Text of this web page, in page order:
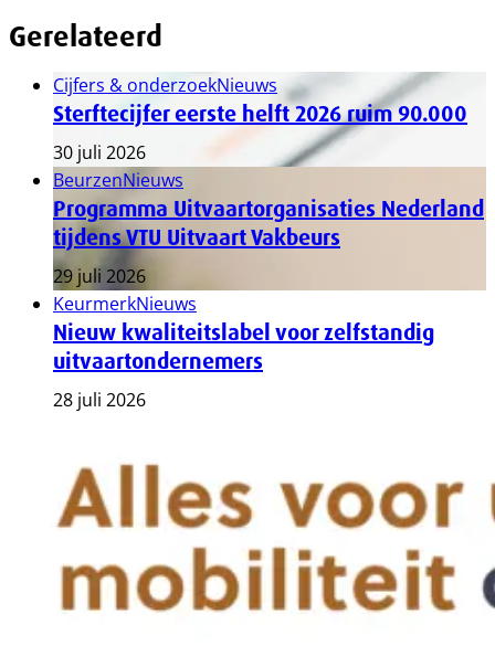
Gerelateerd
Cijfers & onderzoekNieuws
Sterftecijfer eerste helft 2026 ruim 90.000
30 juli 2026
BeurzenNieuws
Programma Uitvaartorganisaties Nederland
tijdens VTU Uitvaart Vakbeurs
29 juli 2026
KeurmerkNieuws
Nieuw kwaliteitslabel voor zelfstandig
uitvaartondernemers
28 juli 2026